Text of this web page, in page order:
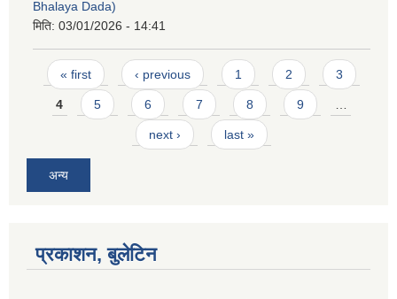
Bhalaya Dada)
मिति: 03/01/2026 - 14:41
Pages
« first ‹ previous 1 2 3
4 5 6 7 8 9
next › last »
अन्य
प्रकाशन, बुलेटिन